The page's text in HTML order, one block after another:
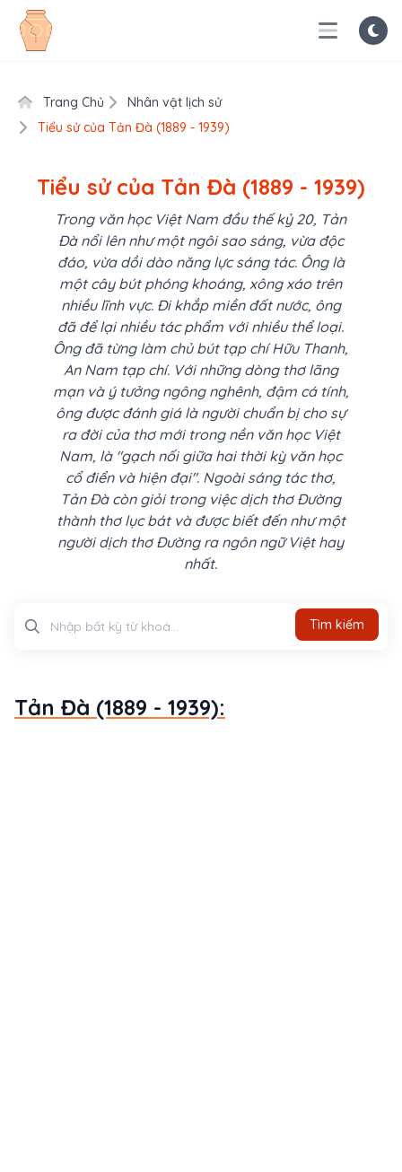
Trang Chủ
Nhân vật lịch sử
Tiểu sử của Tản Đà (1889 - 1939)
Tiểu sử của Tản Đà (1889 - 1939)
Trong văn học Việt Nam đầu thế kỷ 20, Tản
Đà nổi lên như một ngôi sao sáng, vừa độc
đáo, vừa dồi dào năng lực sáng tác. Ông là
một cây bút phóng khoáng, xông xáo trên
nhiều lĩnh vực. Đi khắp miền đất nước, ông
đã để lại nhiều tác phẩm với nhiều thể loại.
Ông đã từng làm chủ bút tạp chí Hữu Thanh,
An Nam tạp chí. Với những dòng thơ lãng
mạn và ý tưởng ngông nghênh, đậm cá tính,
ông được đánh giá là người chuẩn bị cho sự
ra đời của thơ mới trong nền văn học Việt
Nam, là "gạch nối giữa hai thời kỳ văn học
cổ điển và hiện đại". Ngoài sáng tác thơ,
Tản Đà còn giỏi trong việc dịch thơ Đường
thành thơ lục bát và được biết đến như một
người dịch thơ Đường ra ngôn ngữ Việt hay
nhất.
Tìm kiếm
Tản Đà (1889 - 1939):